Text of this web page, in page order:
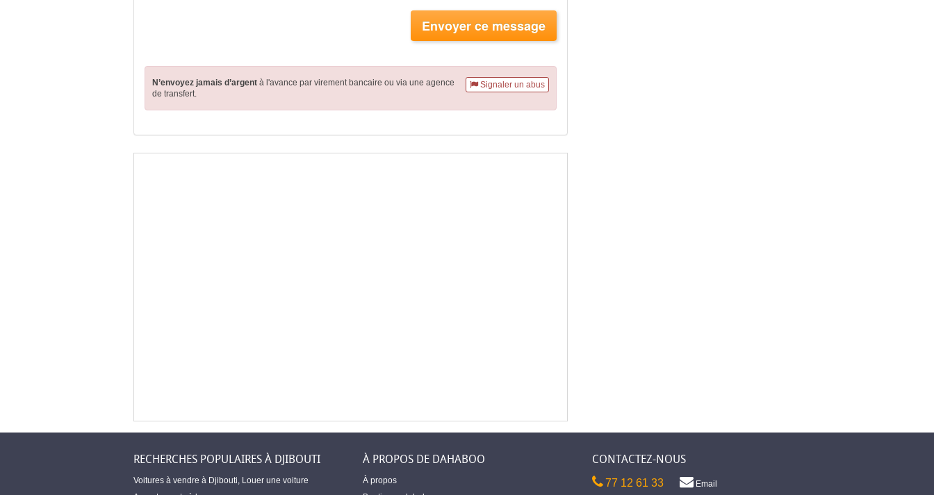
Envoyer ce message
Signaler un abus
N’envoyez jamais d’argent à l'avance par virement bancaire ou via une agence
de transfert.
RECHERCHES POPULAIRES À DJIBOUTI
Voitures à vendre à Djibouti Louer une voiture
À PROPOS DE DAHABOO
À propos
CONTACTEZ-NOUS
77 12 61 33 Email